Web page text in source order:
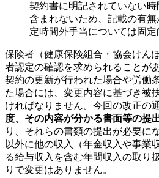
契約書に明記されていない
含まれないため、記載の有
定時間外手当については固定
保険者（健康保険組合・協会けん
者認定の確認を求められることが
契約の更新が行われた場合や労働
た場合には、変更内容に基づき被
ければなりません。今回の改正の
度、その内容が分かる書面等の提
り、それらの書類の提出が必要に
以外に他の収入（年金収入や事業
る給与収入を含む年間収入の取り
りで変更はありません。